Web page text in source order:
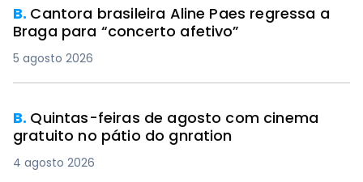
B. Cantora brasileira Aline Paes regressa a
Braga para “concerto afetivo”
5 agosto 2026
B. Quintas-feiras de agosto com cinema
gratuito no pátio do gnration
4 agosto 2026